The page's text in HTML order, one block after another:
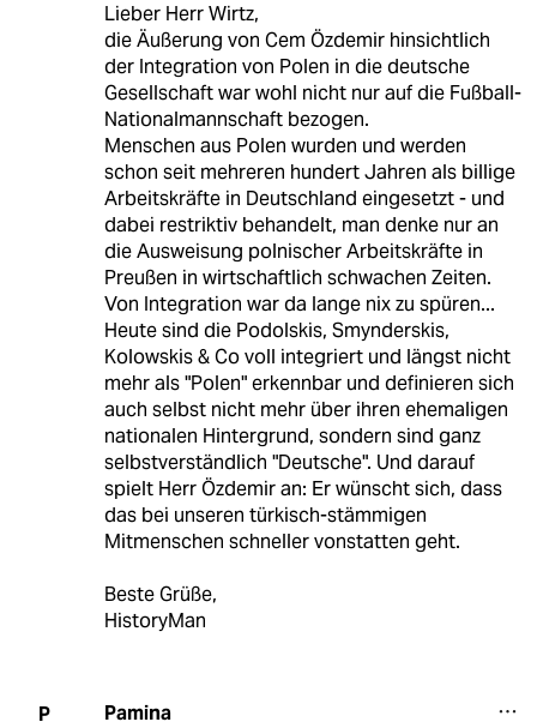
Lieber Herr Wirtz,
die Äußerung von Cem Özdemir hinsichtlich
der Integration von Polen in die deutsche
Gesellschaft war wohl nicht nur auf die Fußball-
Nationalmannschaft bezogen.
Menschen aus Polen wurden und werden
schon seit mehreren hundert Jahren als billige
Arbeitskräfte in Deutschland eingesetzt - und
dabei restriktiv behandelt, man denke nur an
die Ausweisung polnischer Arbeitskräfte in
Preußen in wirtschaftlich schwachen Zeiten.
Von Integration war da lange nix zu spüren...
Heute sind die Podolskis, Smynderskis,
Kolowskis & Co voll integriert und längst nicht
mehr als "Polen" erkennbar und definieren sich
auch selbst nicht mehr über ihren ehemaligen
nationalen Hintergrund, sondern sind ganz
selbstverständlich "Deutsche". Und darauf
spielt Herr Özdemir an: Er wünscht sich, dass
das bei unseren türkisch-stämmigen
Mitmenschen schneller vonstatten geht.
Beste Grüße,
HistoryMan
P Pamina